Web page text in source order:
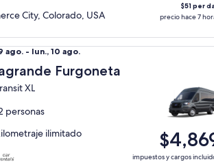
City, Colorado, USA
$51 per
precio hace 7
ago. - lun., 10 ago.
Furgoneta
XL
personas
ilimitado
impuestos y cargos
Furgoneta Ford Transit XL